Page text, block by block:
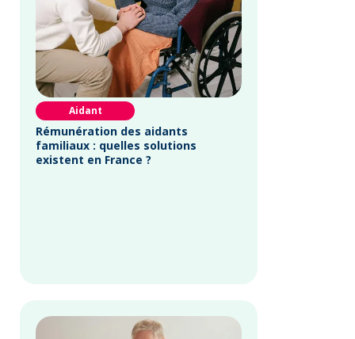
Aidant
Rémunération des aidants
familiaux : quelles solutions
existent en France ?